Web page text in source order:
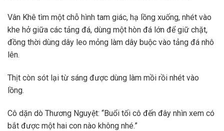
Vân Khê tìm một chỗ hình tam giác, hạ lồng xuống, nhét vào
khe hở giữa các tảng đá, dùng một hòn đá lớn để giữ chặt,
đồng thời dùng dây leo mỏng làm dây buộc vào tảng đá nhô
lên.
Thịt còn sót lại từ sáng được dùng làm mồi rồi nhét vào
lồng.
Cô dặn dò Thương Nguyệt: “Buổi tối cô đến đây nhìn xem có
bắt được một hai con nào không nhé.”